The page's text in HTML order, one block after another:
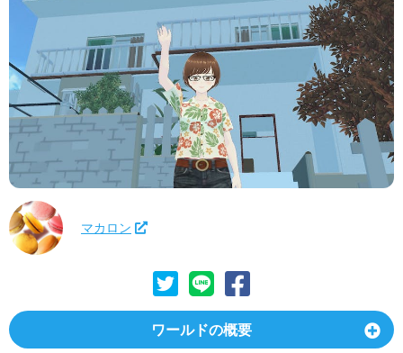
マカロン
ワールドの概要